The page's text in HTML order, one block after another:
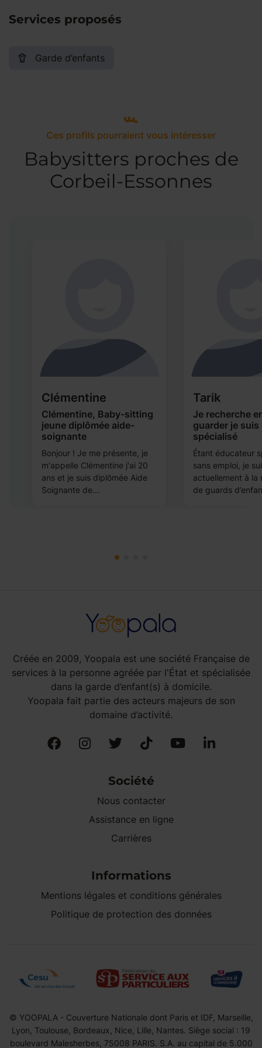
Services proposés
Garde d’enfants
Ces profils pourraient vous intéresser
Babysitters proches de
Corbeil-Essonnes
Clémentine
Clémentine, Baby-sitting
jeune diplômée aide-
soignante
Bonjour ! Je me présente, je
m'appelle Clémentine j'ai 20
ans et je suis diplômée Aide
Soignante de...
Tarik
Je recherche
guarder je
spécialisé
Étant éducateur
sans emploi, je
actuellement à la
de guards
Créée en 2009, Yoopala est une société Française de
services à la personne agréée par l'État et spécialisée
dans la garde d’enfant(s) à domicile.
Yoopala fait partie des acteurs majeurs de son
domaine d’activité.
Société
Nous contacter
Assistance en ligne
Carrières
Informations
Mentions légales et conditions générales
Politique de protection des données
© YOOPALA - Couverture Nationale dont Paris et IDF, Marseille,
Lyon, Toulouse, Bordeaux, Nice, Lille, Nantes. Siège social : 19
boulevard Malesherbes, 75008 PARIS. S.A. au capital de 5.000